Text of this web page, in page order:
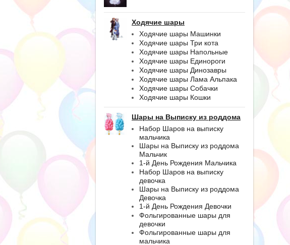
Ходячие шары
Ходячие шары Машинки
Ходячие шары Три кота
Ходячие шары Напольные
Ходячие шары Единороги
Ходячие шары Динозавры
Ходячие шары Лама Альпака
Ходячие шары Собачки
Ходячие шары Кошки
Шары на Выписку из роддома
Набор Шаров на выписку
мальчика
Шары на Выписку из роддома
Мальчик
1-й День Рождения Мальчика
Набор Шаров на выписку
девочка
Шары на Выписку из роддома
Девочка
1-й День Рождения Девочки
Фольгированные шары для
девочки
Фольгированные шары для
мальчика